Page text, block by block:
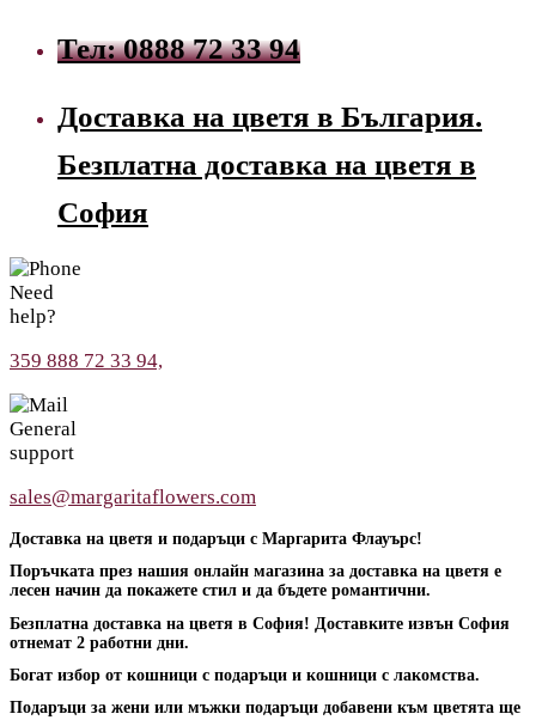
Тел: 0888 72 33 94
Доставка на цветя в България.
Безплатна доставка на цветя в
София
Need
help?
359 888 72 33 94,
General
support
sales@margaritaflowers.com
Доставка на цветя и подаръци с Маргарита Флауърс!
Поръчката през нашия онлайн магазина за доставка на цветя е
лесен начин да покажете стил и да бъдете романтични.
Безплатна доставка на цветя в София! Доставките извън София
отнемат 2 работни дни.
Богат избор от кошници с подаръци и кошници с лакомства.
Подаръци за жени или мъжки подаръци добавени към цветята ще